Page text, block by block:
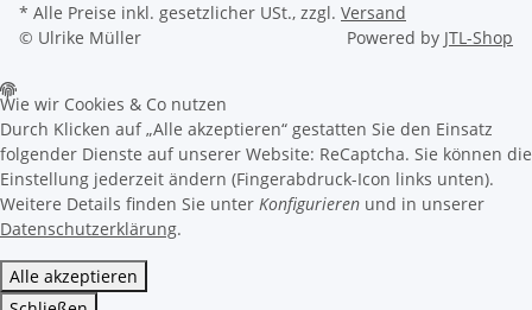
* Alle Preise inkl. gesetzlicher USt., zzgl. Versand
© Ulrike Müller
Powered by JTL-Shop
Wie wir Cookies & Co nutzen
Durch Klicken auf „Alle akzeptieren“ gestatten Sie den Einsatz
folgender Dienste auf unserer Website: ReCaptcha. Sie können die
Einstellung jederzeit ändern (Fingerabdruck-Icon links unten).
Weitere Details finden Sie unter Konfigurieren und in unserer
Datenschutzerklärung.
Alle akzeptieren